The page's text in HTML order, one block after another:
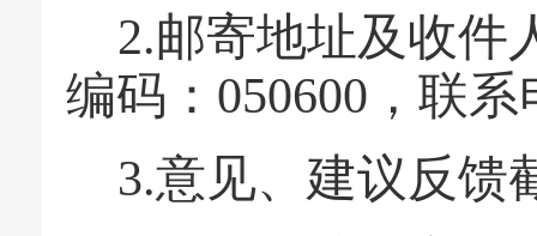
2.邮寄地址及收件
编码：050600，联系
3.意见、建议反馈